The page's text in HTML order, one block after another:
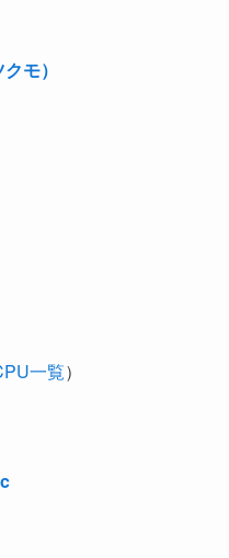
モ）
一覧）